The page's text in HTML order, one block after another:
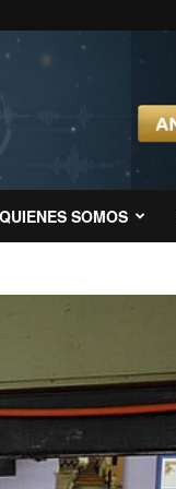
QUIENES SOMOS